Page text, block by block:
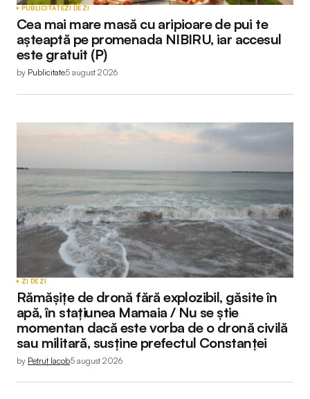
Your E-mail*
PUBLICITATEZI DE ZI
Cea mai mare masă cu aripioare de pui te
așteaptă pe promenada NIBIRU, iar accesul
este gratuit (P)
by Publicitate5 august 2026
ZI DE ZI
Rămășițe de dronă fără explozibil, găsite în
apă, în stațiunea Mamaia / Nu se știe
momentan dacă este vorba de o dronă civilă
sau militară, susține prefectul Constanței
by Petruț Iacob5 august 2026